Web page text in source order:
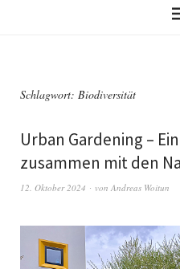
Schlagwort: Biodiversität
Urban Gardening –
zusammen mit den
12. Oktober 2024 von Andreas Woitun